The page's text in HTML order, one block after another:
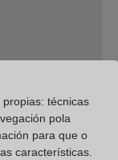
técnicas
pola
para que o
características.